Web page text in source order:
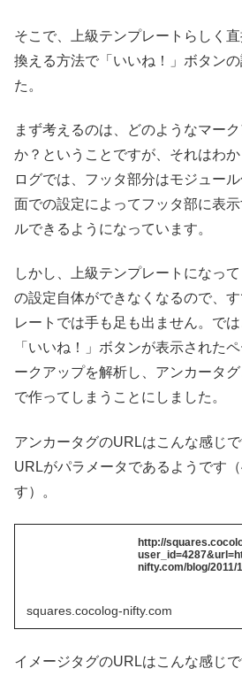
そこで、上級テンプレートらしく
換える方法で「いいね！」ボタン
た。
まず考えるのは、どのようなマー
か？ということですが、それはわ
ログでは、フッタ部分はモジュー
面での設定によってフッタ部に表
ルできるようになっています。
しかし、上級テンプレートになっ
の設定自体ができなくなるので、
レートでは手も足も出ません。で
「いいね！」ボタンが表示された
ークアップを解析し、アンカータ
で作ってしまうことにしました。
アンカータグのURLはこんな感じ
URLがパラメータであるようです
す）。
http://
nifty.com/blog/2011/
squares.cocolog-nifty.com
イメージタグのURLはこんな感じ